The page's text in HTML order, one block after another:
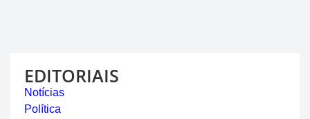
EDITORIAIS
Notícias
Política